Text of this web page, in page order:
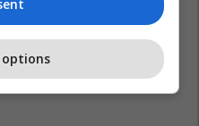
Botëror 2026